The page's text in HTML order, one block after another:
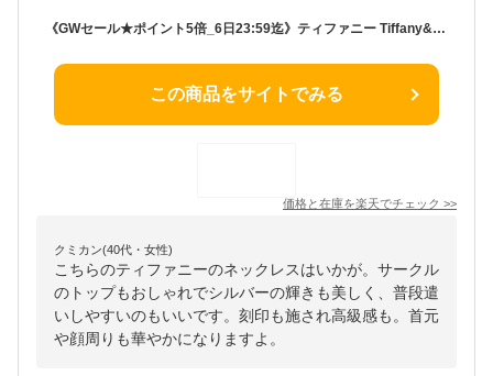
《GWセール★ポイント5倍_6日23:59迄》ティファニー Tiffany&Co. レディース ネックレス インターロッキング サークル ペンダント シルバー 22992139 | コンビニ受取 ブランド
この商品をサイトでみる
価格と在庫を楽天でチェック >>
クミカン(40代・女性)
こちらのティファニーのネックレスはいかが。サークル
のトップもおしゃれでシルバーの輝きも美しく、普段遣
いしやすいのもいいです。刻印も施され高級感も。首元
や顔周りも華やかになりますよ。